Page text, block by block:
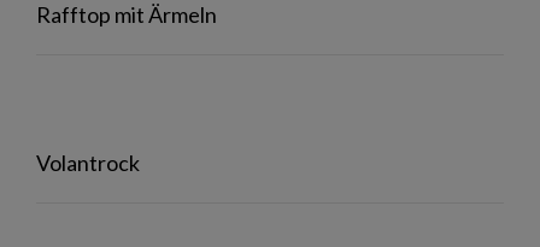
Rafftop mit Ärmeln
Volantrock